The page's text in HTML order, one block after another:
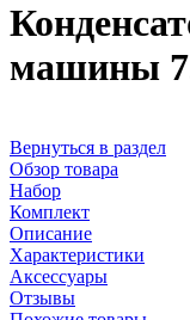
машины
Вернуться в раздел
Обзор товара
Набор
Комплект
Описание
Характеристики
Аксессуары
Отзывы